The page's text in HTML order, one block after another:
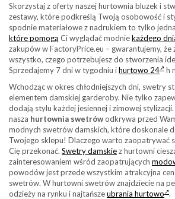
Skorzystaj z oferty naszej hurtownia bluzek i
zestawy, które podkreślą Twoją osobowość i
spodnie materiałowe z nadrukiem to tylko
które pomogą Ci wyglądać modniekażdego
zakupów w FactoryPrice.eu – gwarantujemy, że
wszystko, czego potrzebujesz do stworzenia
Sprzedajemy 7 dni w tygodniu ihurtowo 24
h
Wchodząc w okres chłodniejszych dni, swetry
elementem damskiej garderoby. Nie tylko
dodają stylu każdej jesiennej i zimowej stylizacji.
nasza hurtownia swetrówodkrywa przed
modnych swetrów damskich, które doskonale
Twojego sklepu! Dlaczego warto zaopatrywać
Cię przekonać. Swetry damskiez hurtowni
zainteresowaniem wśród zaopatrujących
powodów jest przede wszystkim atrakcyjna
swetrów. W hurtowni swetrów znajdziecie na
odzieży na rynku i najtańszeubrania hurtowo .